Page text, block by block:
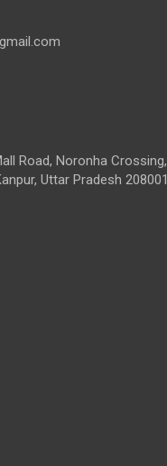
Road, Noronha Crossing,
Uttar Pradesh 208001